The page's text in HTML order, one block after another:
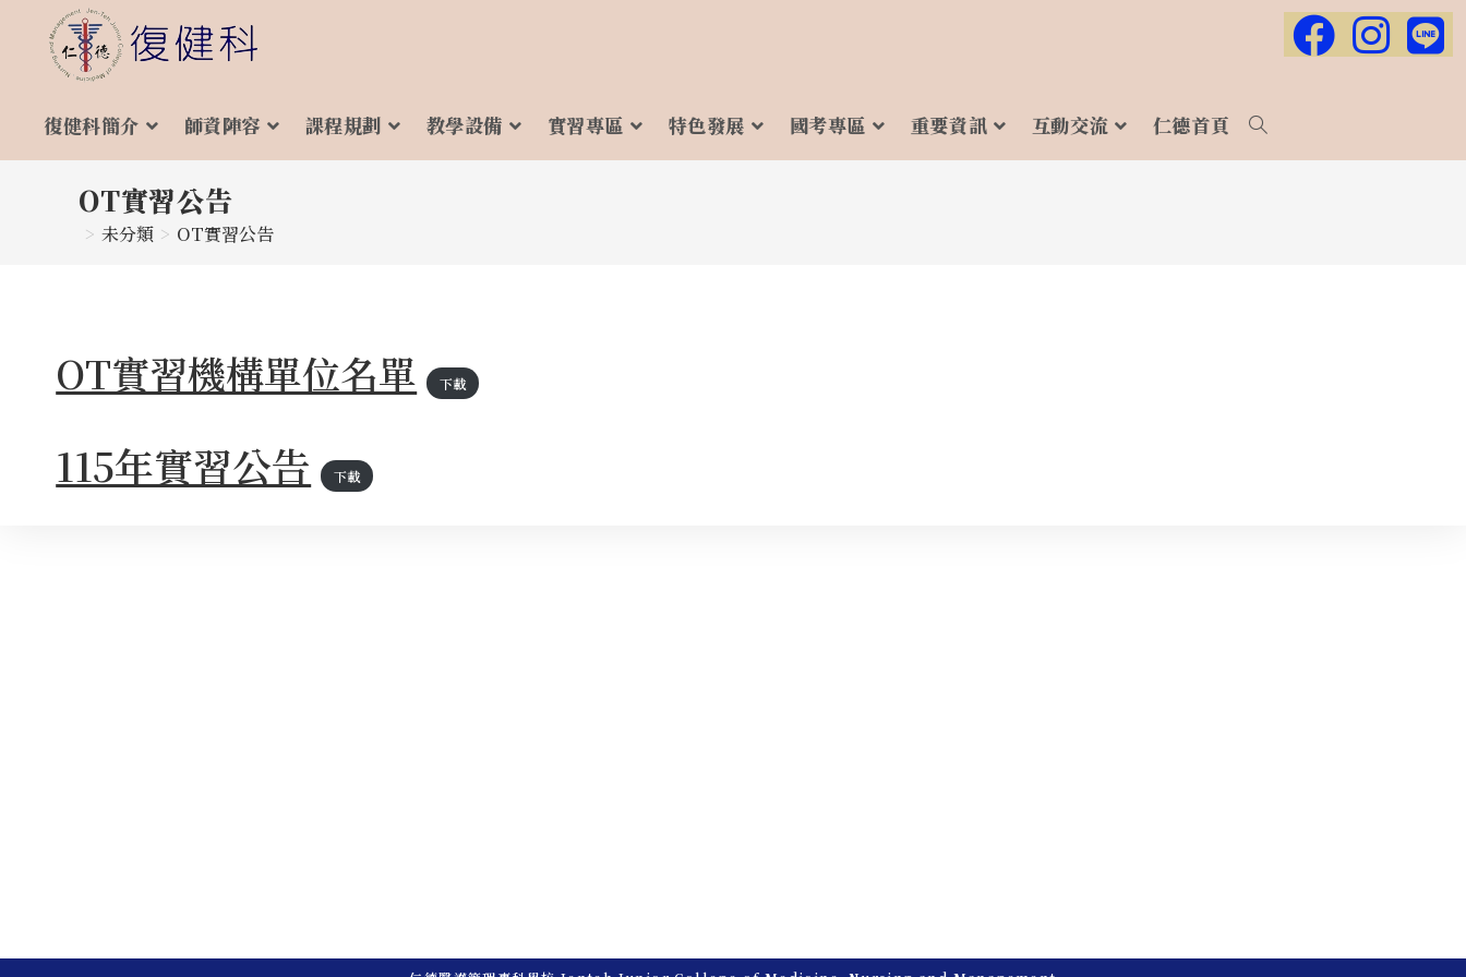
復健科簡介 師資陣容 課程規劃 教學設備 實習專區 特色發展 國考專區 重要資訊 互動交流 仁德首頁
OT實習公告
> 未分類 > OT實習公告
OT實習機構單位名單 下載
115年實習公告 下載